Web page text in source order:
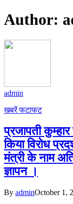
Author:
admin
खबरें फटाफट
प्रजापती
किया विरोध
मंत्री के नाम
ज्ञापन ।
By adminOctober 1,